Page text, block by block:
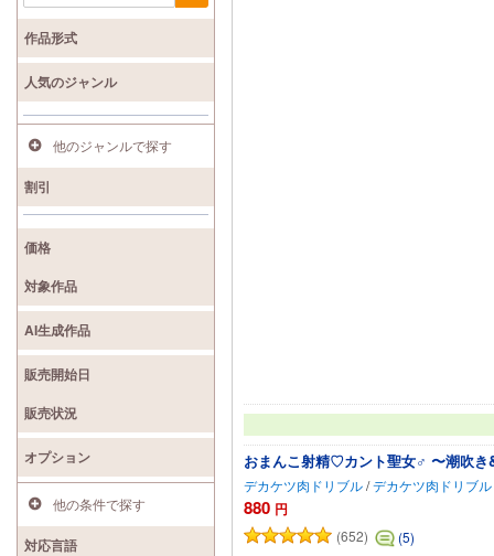
おまんこ射精♡カント聖女♂ 〜潮吹き
デカケツ肉ドリブル/デカケツ肉ドリブル
880 円
(652) (5)
検索
作品形式
人気のジャンル
他のジャンルで探す
割引
価格
対象作品
AI生成作品
販売開始日
販売状況
オプション
他の条件で探す
対応言語